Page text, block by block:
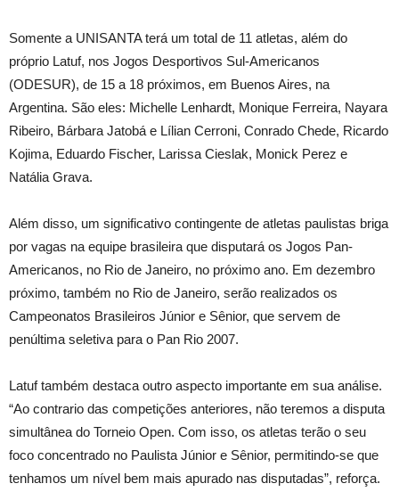
Somente a UNISANTA terá um total de 11 atletas, além do
próprio Latuf, nos Jogos Desportivos Sul-Americanos
(ODESUR), de 15 a 18 próximos, em Buenos Aires, na
Argentina. São eles: Michelle Lenhardt, Monique Ferreira, Nayara
Ribeiro, Bárbara Jatobá e Lílian Cerroni, Conrado Chede, Ricardo
Kojima, Eduardo Fischer, Larissa Cieslak, Monick Perez e
Natália Grava.
Além disso, um significativo contingente de atletas paulistas briga
por vagas na equipe brasileira que disputará os Jogos Pan-
Americanos, no Rio de Janeiro, no próximo ano. Em dezembro
próximo, também no Rio de Janeiro, serão realizados os
Campeonatos Brasileiros Júnior e Sênior, que servem de
penúltima seletiva para o Pan Rio 2007.
Latuf também destaca outro aspecto importante em sua análise.
“Ao contrario das competições anteriores, não teremos a disputa
simultânea do Torneio Open. Com isso, os atletas terão o seu
foco concentrado no Paulista Júnior e Sênior, permitindo-se que
tenhamos um nível bem mais apurado nas disputadas”, reforça.